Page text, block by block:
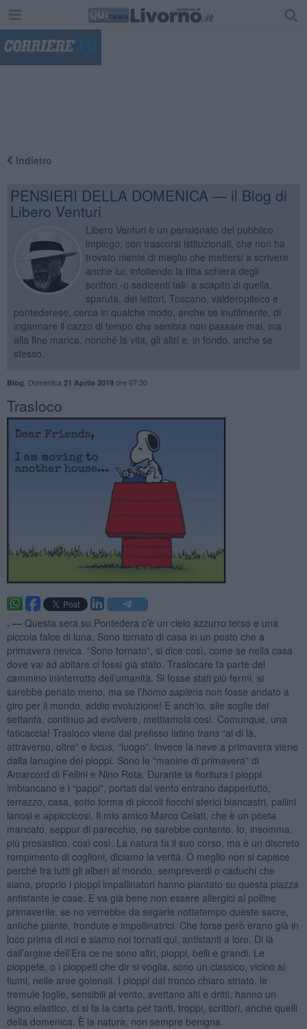
Indietro
PENSIERI DELLA DOMENICA — il Blog di
Libero Venturi
Libero Venturi è un pensionato del pubblico
impiego, con trascorsi istituzionali, che non ha
trovato niente di meglio che mettersi a scrivere
anche lui, infoltendo la fitta schiera degli
scrittori -o sedicenti tali- a scapito di quella,
sparuta, dei lettori. Toscano, valderopiteco e
pontederese, cerca in qualche modo, anche se inutilmente, di
ingannare il cazzo di tempo che sembra non passare mai, ma
alla fine manca, nonché la vita, gli altri e, in fondo, anche se
stesso.
Blog Domenica 21 Aprile 2019ore 07:30
Trasloco
. — Questa sera su Pontedera c’è un cielo azzurro terso e una
piccola falce di luna. Sono tornato di casa in un posto che a
primavera nevica. “Sono tornato”, si dice così, come se nella casa
dove vai ad abitare ci fossi già stato. Traslocare fa parte del
cammino ininterrotto dell’umanità. Si fosse stati più fermi, si
sarebbe penato meno, ma se l’homo sapiensnon fosse andato a
giro per il mondo, addio evoluzione! E anch’io, alle soglie dei
settanta, continuo ad evolvere, mettiamola così. Comunque, una
faticaccia! Trasloco viene dal prefisso latino trans “al di là,
attraverso, oltre” e locus, “luogo”. Invece la neve a primavera viene
dalla lanugine dei pioppi. Sono le “manine di primavera” di
Amarcord di Fellini e Nino Rota. Durante la fioritura i pioppi
imbiancano e i “pappi”, portati dal vento entrano dappertutto,
terrazzo, casa, sotto forma di piccoli fiocchi sferici biancastri, pallini
lanosi e appiccicosi. Il mio amico Marco Celati, che è un poeta
mancato, seppur di parecchio, ne sarebbe contento. Io, insomma,
più prosastico, così così. La natura fa il suo corso, ma è un discreto
rompimento di coglioni, diciamo la verità. O meglio non si capisce
perché fra tutti gli alberi al mondo, sempreverdi o caduchi che
siano, proprio i pioppi impallinatori hanno piantato su questa piazza
antistante le case. E va già bene non essere allergici al polline
primaverile, se no verrebbe da segarle nottetempo queste sacre,
antiche piante, frondute e impollinatrici. Che forse però erano già in
loco prima di noi e siamo noi tornati qui, antistanti a loro. Di là
dall’argine dell’Era ce ne sono altri, pioppi, belli e grandi. Le
pioppete, o i pioppeti che dir si voglia, sono un classico, vicino ai
fiumi, nelle aree golenali. I pioppi dal tronco chiaro striato, le
tremule foglie, sensibili al vento, svettano alti e dritti, hanno un
legno elastico, ci si fa la carta per tanti, troppi, scrittori, anche quelli
della domenica. È la natura, non sempre benigna.